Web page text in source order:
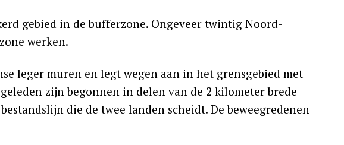
gebied in de bufferzone. Ongeveer twintig Noord-
werken.
leger muren en legt wegen aan in het grensgebied met
zijn begonnen in delen van de 2 kilometer brede
die de twee landen scheidt. De beweegredenen